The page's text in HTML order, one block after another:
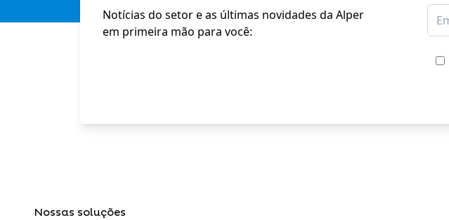
Notícias do setor e as últimas novidades da Alper
em primeira mão para você:
Nossas soluções